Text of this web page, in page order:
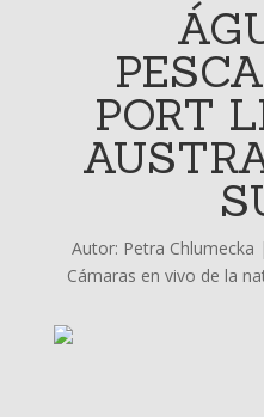
PORT
Autor: Petra Chlumecka
Cámaras en vivo de la